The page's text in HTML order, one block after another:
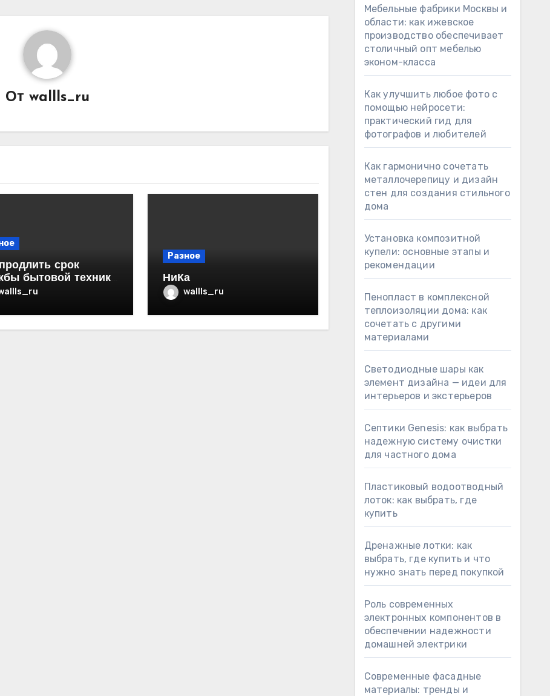
От wallls_ru
срок
бытовой техники
Разное
НиКа
wallls_ru
Мебельные фабрики Москвы и
области: как ижевское
производство обеспечивает
столичный опт мебелью
эконом-класса
Как улучшить любое фото с
помощью нейросети:
практический гид для
фотографов и любителей
Как гармонично сочетать
металлочерепицу и дизайн
стен для создания стильного
дома
Установка композитной
купели: основные этапы и
рекомендации
Пенопласт в комплексной
теплоизоляции дома: как
сочетать с другими
материалами
Светодиодные шары как
элемент дизайна — идеи для
интерьеров и экстерьеров
Септики Genesis: как выбрать
надежную систему очистки
для частного дома
Пластиковый водоотводный
лоток: как выбрать, где
купить
Дренажные лотки: как
выбрать, где купить и что
нужно знать перед покупкой
Роль современных
электронных компонентов в
обеспечении надежности
домашней электрики
Современные фасадные
материалы: тренды и